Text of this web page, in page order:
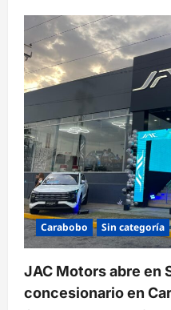
Carabobo Sin categoría
JAC Motors abre en
concesionario en